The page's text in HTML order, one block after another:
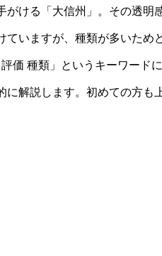
ける「大信州」。その透明
ていますが、種類が多いため
価 種類」というキーワード
解説します。初めての方も